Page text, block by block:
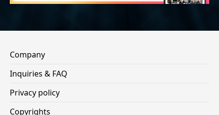
Company
Inquiries & FAQ
Privacy policy
Copyrights